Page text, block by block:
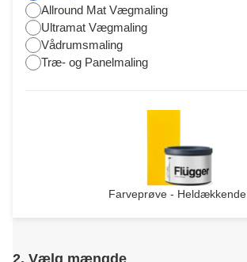
Allround Mat Vægmaling
Ultramat Vægmaling
Vådrumsmaling
Træ- og Panelmaling
Farveprøve - Heldækkende
2. Vælg mængde